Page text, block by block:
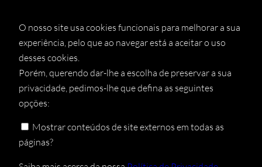
O nosso site usa cookies funcionais para melhorar a sua
experiência, pelo que ao navegar está a aceitar o uso
desses cookies.
Porém, querendo dar-lhe a escolha de preservar a sua
privacidade, pedimos-lhe que defina as seguintes
opções:
Mostrar conteúdos de site externos em todas as
páginas?